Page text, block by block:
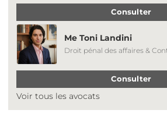
Consulter
Me Toni Landini
Droit pénal des affaires &
Consulter
Voir tous les avocats